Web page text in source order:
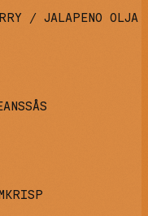
/ JALAPENO OLJA